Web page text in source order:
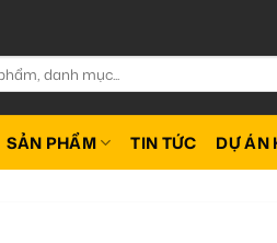
SẢN PHẨM TIN TỨC DỰ ÁN